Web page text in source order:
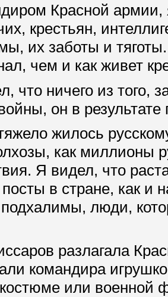
Красной
крестьян,
их заботы и
чем и как живет
что ничего из того,
он в
жилось
как миллионы
Я видел, что
в стране, как и
люди,
разлагала
командира
или военной